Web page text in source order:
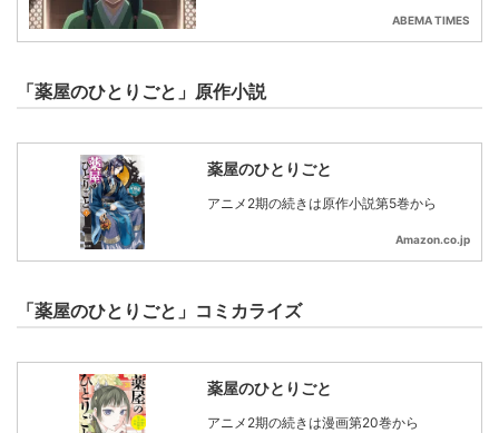
ABEMA TIMES
「薬屋のひとりごと」原作小説
薬屋のひとりごと
アニメ2期の続きは原作小説第5巻から
Amazon.co.jp
「薬屋のひとりごと」コミカライズ
薬屋のひとりごと
アニメ2期の続きは漫画第20巻から